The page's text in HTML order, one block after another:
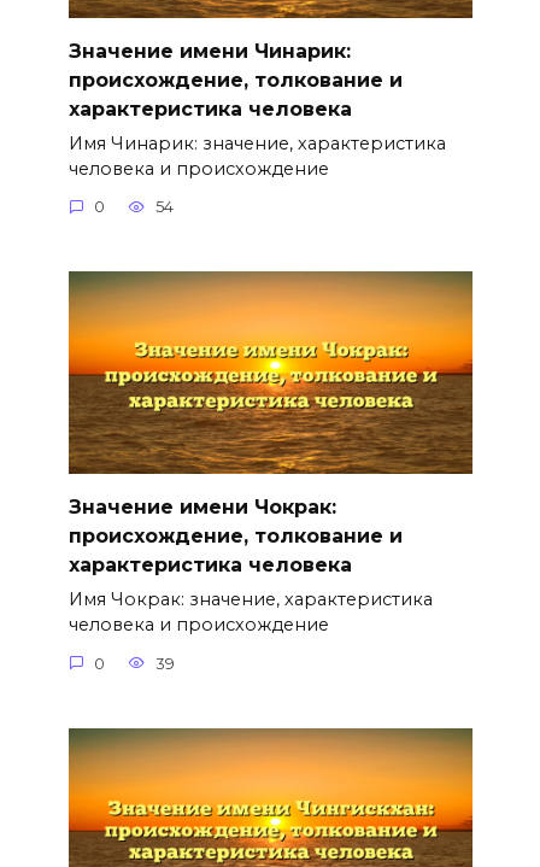
Значение имени Чинарик:
происхождение, толкование и
характеристика человека
Имя Чинарик: значение, характеристика
человека и происхождение
0 54
Значение имени Чокрак:
происхождение, толкование и
характеристика человека
Имя Чокрак: значение, характеристика
человека и происхождение
0 39